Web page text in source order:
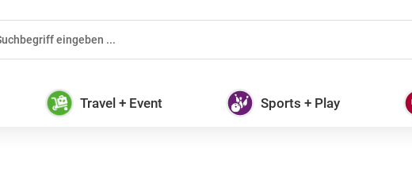
Travel + Event Sports + Play